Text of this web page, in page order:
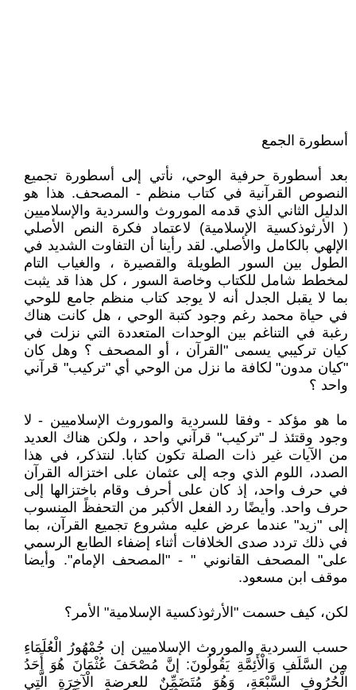
أسطورة الجمع
بعد أسطورة حرفية الوحي، نأتي إلى أسطورة تجميع
النصوص القرآنية في كتاب منظم - المصحف. هذا هو
الدليل الثاني الذي قدمه الموروث والسردية والإسلاميين
( الأرثوذكسية الإسلامية) لاعتماد فكرة النص الأصلي
الإلهي بالكامل والأصلي. لقد رأينا أن التفاوت الشديد في
الطول بين السور الطويلة والقصيرة ، والغياب التام
لمخطط شامل للكتاب وخاصة السور ، كل هذا قد يثبت
بما لا يقبل الجدل أنه لا يوجد كتاب منظم جامع للوحي
في حياة محمد رغم وجود كتبة الوحي ، هل كانت هناك
رغبة في التناغم بين الوحدات المتعددة التي نزلت في
كيان تركيبي يسمى "القرآن ، أو المصحف ؟ وهل كان
"كيان مدون" لكافة ما نزل من الوحي أي "تركيب" قرآني
واحد ؟
ما هو مؤكد - وفقا للسردية والموروث الإسلاميين - لا
وجود وقتئذ لـ "تركيب" قرآني واحد ، ولكن هناك العديد
من الآيات غير ذات الصلة تكون كتابا. لنتذكر، في هذا
الصدد، اللوم الذي وجه إلى عثمان على اختزاله القرآن
في حرف واحد، إذ كان على أحرف وقام باختزالها إلى
حرف واحد. وأيضًا رد الفعل الأكبر من التحفظً المنسوب
إلى "زيد" عندما عرض عليه مشروع تجميع القرآن، بما
في ذلك تردد صدى الخلافات أثناء إضفاء الطابع الرسمي
على" المصحف القانوني " - "المصحف الإمام". وأيضا
موقف ابن مسعود.
لكن، كيف حسمت "الأرثوذكسية الإسلامية" الأمر؟
حسب السردية والموروث الإسلاميين إن جُمْهُورُ الْعُلَمَاءِ
مِن السَّلَفِ وَالْأَئِمَّةِ يَقُولُونَ: إنَّ مُصْحَفَ عُثْمَانَ هُوَ أَحَدُ
الْحُرُوفِ السَّبْعَةِ، وَهُوَ مُتَضَمِّنٌ للعرضة الْآخِرَةِ الَّتِي